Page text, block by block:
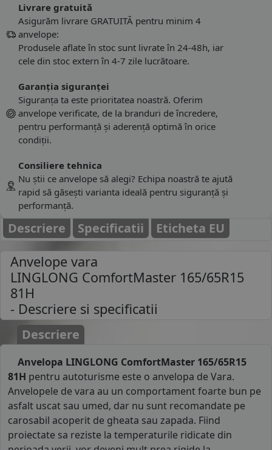
Livrare gratuită
Asigurăm livrare GRATUITĂ pentru minim 4
anvelope:
Produsele aflate în stoc sunt livrate în 24-48h, iar
cele din stoc extern în 4-7 zile lucrătoare.
Garanția siguranței
Siguranța ta este prioritatea noastră. Oferim
anvelope verificate, de la branduri de încredere,
pentru performanță și aderență optimă în orice
condiții.
Consiliere tehnica
Nu știi ce anvelope să alegi? Echipa noastră te ajută
rapid să găsești varianta ideală pentru siguranță și
performanță.
Descriere Specificatii Eticheta EU
Anvelope vara
LINGLONG ComfortMaster 165/65R15
81H
- Descriere si specificatii
Descriere
Anvelopa LINGLONG ComfortMaster 165/65R15
81H pentru autoturisme este o anvelopa de Vara.
Anvelopele de vara au un comportament foarte bun pe
asfalt uscat sau umed, dar nu sunt recomandate pe
carosabil acoperit de gheata sau zapada. Fiind
proiectate sa reziste la temperaturile ridicate din